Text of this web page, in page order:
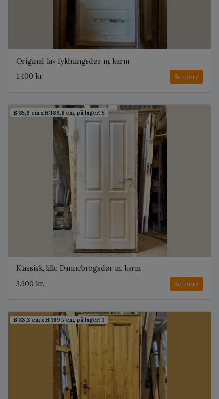
Original, lav fyldningsdør m. karm
1.400 kr.
Se mere
B:85,9 cm x H:189,8 cm, på lager: 5
Klassisk, lille Dannebrogsdør m. karm
3.600 kr.
Se mere
B:83,3 cm x H:189,7 cm, på lager: 1